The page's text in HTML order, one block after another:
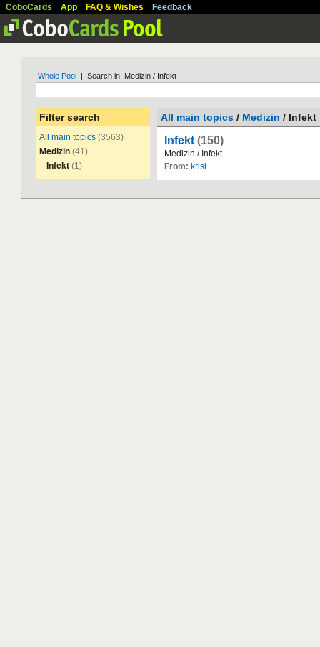
CoboCards App FAQ & Wishes Feedback
Whole Pool | Search in: Medizin / Infekt
Filter search
All main topics (3563)
Medizin (41)
Infekt (1)
All main topics / Medizin / Infekt
Infekt (150)
Medizin / Infekt
From: krisi